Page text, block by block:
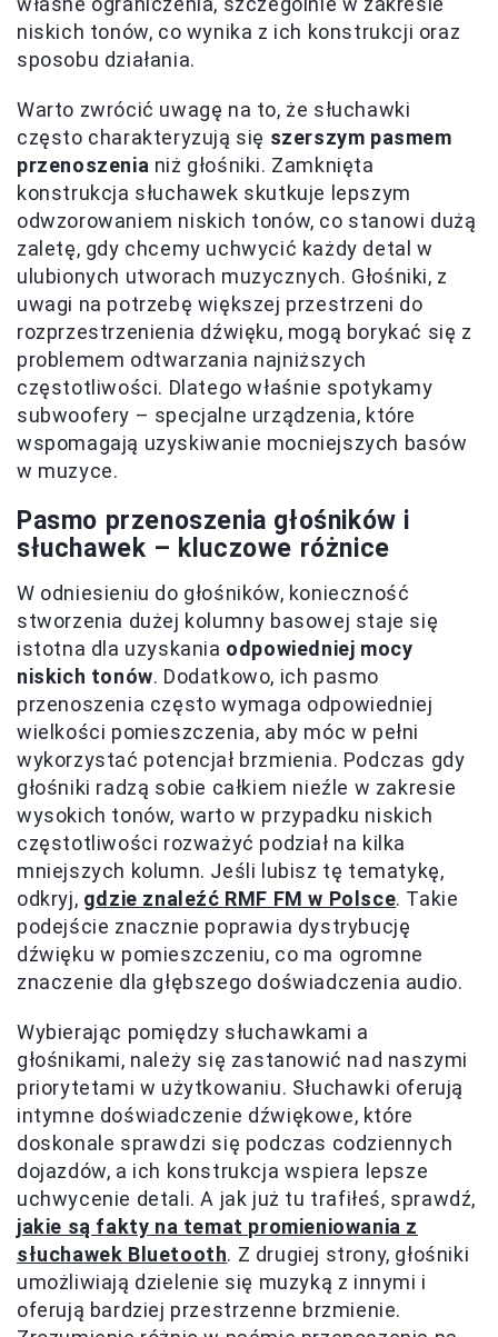
niskich tonów, co wynika z ich konstrukcji oraz
sposobu działania.
Warto zwrócić uwagę na to, że słuchawki
często charakteryzują się szerszym pasmem
przenoszenia niż głośniki. Zamknięta
konstrukcja słuchawek skutkuje lepszym
odwzorowaniem niskich tonów, co stanowi dużą
zaletę, gdy chcemy uchwycić każdy detal w
ulubionych utworach muzycznych. Głośniki, z
uwagi na potrzebę większej przestrzeni do
rozprzestrzenienia dźwięku, mogą borykać się z
problemem odtwarzania najniższych
częstotliwości. Dlatego właśnie spotykamy
subwoofery – specjalne urządzenia, które
wspomagają uzyskiwanie mocniejszych basów
w muzyce.
Pasmo przenoszenia głośników i
słuchawek – kluczowe różnice
W odniesieniu do głośników, konieczność
stworzenia dużej kolumny basowej staje się
istotna dla uzyskania odpowiedniej mocy
niskich tonów. Dodatkowo, ich pasmo
przenoszenia często wymaga odpowiedniej
wielkości pomieszczenia, aby móc w pełni
wykorzystać potencjał brzmienia. Podczas gdy
głośniki radzą sobie całkiem nieźle w zakresie
wysokich tonów, warto w przypadku niskich
częstotliwości rozważyć podział na kilka
mniejszych kolumn. Jeśli lubisz tę tematykę,
odkryj, gdzie znaleźć RMF FM w Polsce. Takie
podejście znacznie poprawia dystrybucję
dźwięku w pomieszczeniu, co ma ogromne
znaczenie dla głębszego doświadczenia audio.
Wybierając pomiędzy słuchawkami a
głośnikami, należy się zastanowić nad naszymi
priorytetami w użytkowaniu. Słuchawki oferują
intymne doświadczenie dźwiękowe, które
doskonale sprawdzi się podczas codziennych
dojazdów, a ich konstrukcja wspiera lepsze
uchwycenie detali. A jak już tu trafiłeś, sprawdź,
jakie są fakty na temat promieniowania z
słuchawek Bluetooth. Z drugiej strony, głośniki
umożliwiają dzielenie się muzyką z innymi i
oferują bardziej przestrzenne brzmienie.